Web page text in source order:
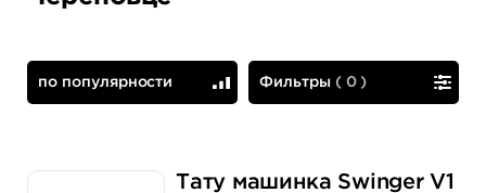
Фильтры (0 )
по популярности
Тату машинка Swinger V1